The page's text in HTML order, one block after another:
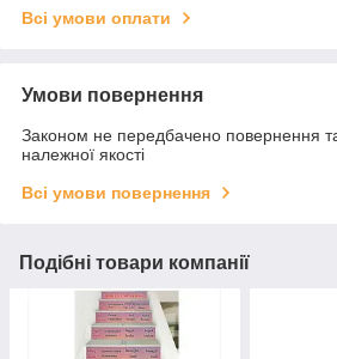
Всі умови оплати
Умови повернення
Законом не передбачено повернення
належної якості
Всі умови повернення
Подібні товари компанії